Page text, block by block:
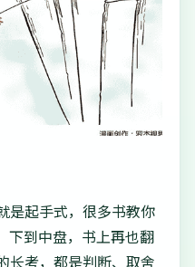
是起手式，很多书教你
下到中盘，书上再也翻
长考，都是判断、取舍